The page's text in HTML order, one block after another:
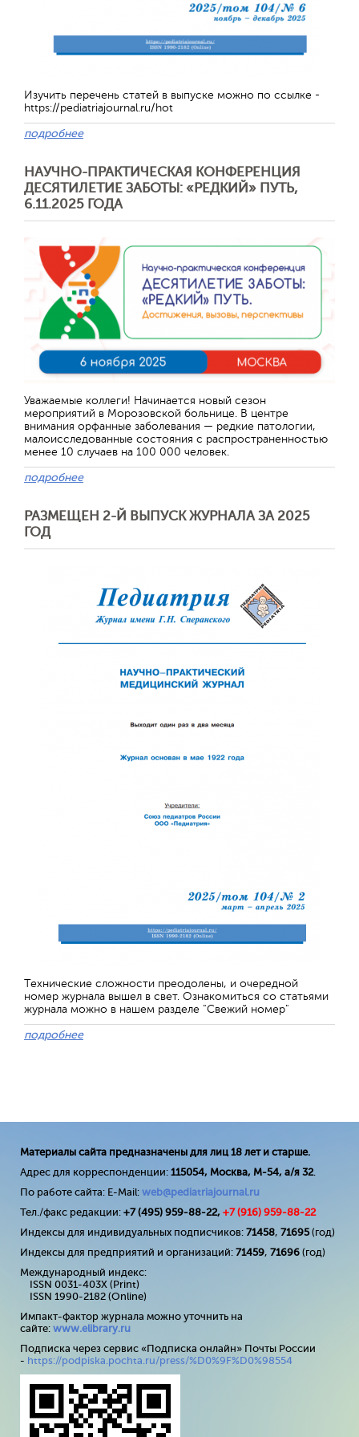
Изучить перечень статей в выпуске можно по ссылке -
https://pediatriajournal.ru/hot
подробнее
НАУЧНО-ПРАКТИЧЕСКАЯ КОНФЕРЕНЦИЯ
ДЕСЯТИЛЕТИЕ ЗАБОТЫ: «РЕДКИЙ» ПУТЬ,
6.11.2025 ГОДА
Уважаемые коллеги! Начинается новый сезон
мероприятий в Морозовской больнице. В центре
внимания орфанные заболевания — редкие патологии,
малоисследованные состояния с распространенностью
менее 10 случаев на 100 000 человек.
подробнее
РАЗМЕЩЕН 2-Й ВЫПУСК ЖУРНАЛА ЗА 2025
ГОД
Технические сложности преодолены, и очередной
номер журнала вышел в свет. Ознакомиться со статьями
журнала можно в нашем разделе "Свежий номер"
подробнее
Материалы сайта предназначены для лиц 18 лет и старше.
Адрес для корреспонденции: 115054, Москва, М-54, а/я 32.
По работе сайта: E-Mail: web@pediatriajournal.ru
Тел./факс редакции: +7 (495) 959-88-22, +7 (916) 959-88-22
Индексы для индивидуальных подписчиков: 71458, 71695(год)
Индексы для предприятий и организаций: 71459, 71696 (год)
Международный индекс:
ISSN 0031-403X (Print)
ISSN 1990-2182 (Online)
Импакт-фактор журнала можно уточнить на
сайте: www.elibrary.ru
Подписка через сервис «Подписка онлайн» Почты России
- https://podpiska.pochta.ru/press/%D0%9F%D0%98554
Обратная
Отправить